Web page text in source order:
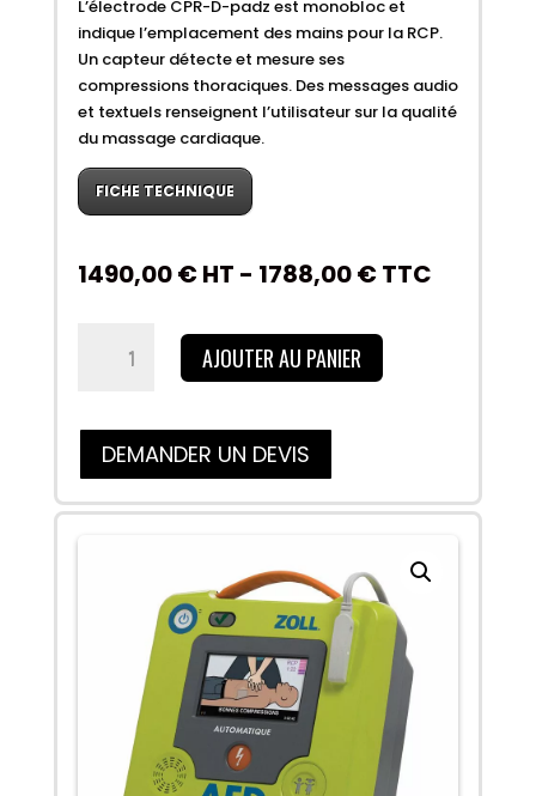
L’électrode CPR-D-padz est monobloc et
indique l’emplacement des mains pour la RCP.
Un capteur détecte et mesure ses
compressions thoraciques. Des messages audio
et textuels renseignent l’utilisateur sur la qualité
du massage cardiaque.
FICHE TECHNIQUE
1490,00€HT - 1788,00€TTC
entièrement
AJOUTER AU PANIER
DEMANDER UN DEVIS